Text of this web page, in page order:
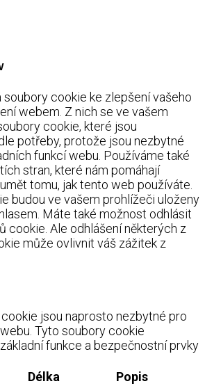
cookie ke zlepšení vašeho
webem. Z nich se ve vašem
cookie, které jsou
potřeby, protože jsou nezbytné
funkcí webu. Používáme také
stran, které nám pomáhají
tomu, jak tento web používáte.
budou ve vašem prohlížeči uloženy
Máte také možnost odhlásit
cookie. Ale odhlášení některých z
může ovlivnit váš zážitek z
jsou naprosto nezbytné pro
Tyto soubory cookie
funkce a bezpečnostní prvky
Délka Popis